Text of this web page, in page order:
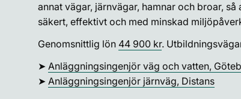
annat vägar, järnvägar, hamnar och broar,
säkert, effektivt och med minskad
Genomsnittlig lön 44 900 kr.
➤ Anläggningsingenjör väg och vatten,
➤ Anläggningsingenjör järnväg, Distans